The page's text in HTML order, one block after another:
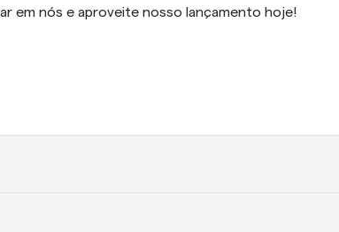
em nós e aproveite nosso lançamento hoje!